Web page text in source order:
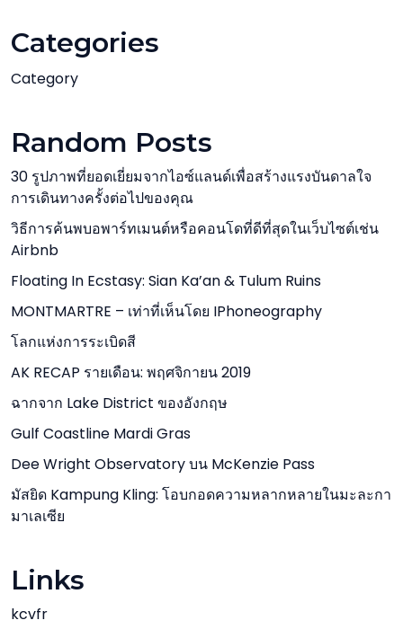
Categories
Category
Random Posts
30 รูปภาพที่ยอดเยี่ยมจากไอซ์แลนด์เพื่อสร้างแรงบันดาลใจ
การเดินทางครั้งต่อไปของคุณ
วิธีการค้นพบอพาร์ทเมนต์หรือคอนโดที่ดีที่สุดในเว็บไซต์เช่น
Airbnb
Floating In Ecstasy: Sian Ka’an & Tulum Ruins
MONTMARTRE – เท่าที่เห็นโดย IPhoneography
โลกแห่งการระเบิดสี
AK RECAP รายเดือน: พฤศจิกายน 2019
ฉากจาก Lake District ของอังกฤษ
Gulf Coastline Mardi Gras
Dee Wright Observatory บน McKenzie Pass
มัสยิด Kampung Kling: โอบกอดความหลากหลายในมะละกา
มาเลเซีย
Links
kcvfr